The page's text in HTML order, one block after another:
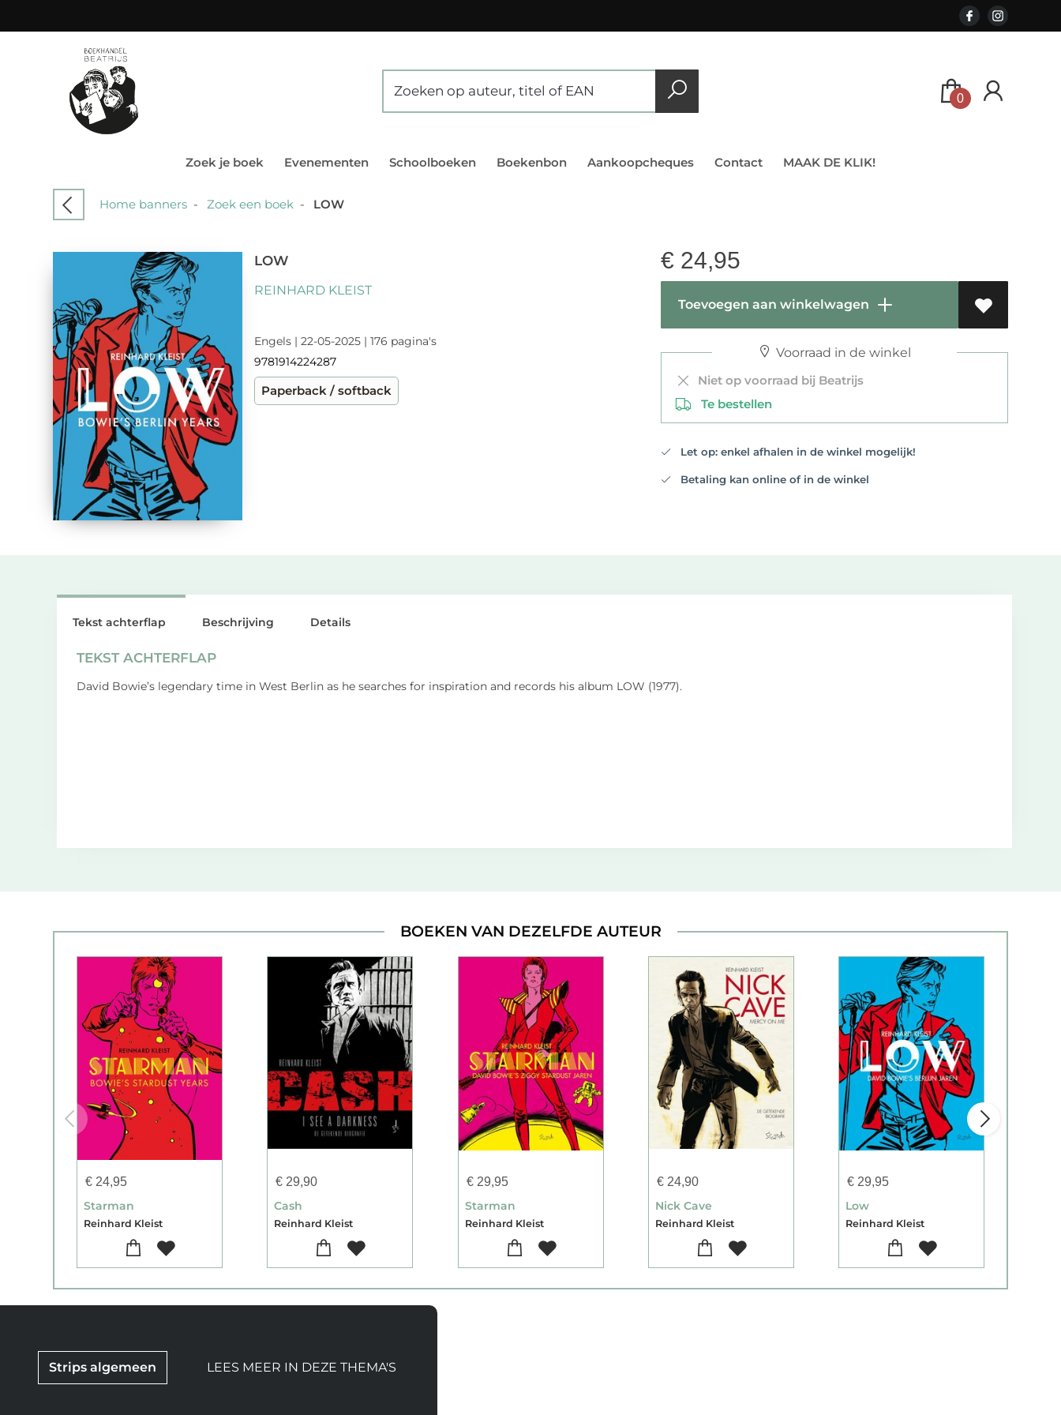
0
Zoek je boek Evenementen Schoolboeken Boekenbon Aankoopcheques Contact MAAK DE KLIK!
Home banners - Zoek een boek - LOW
LOW
REINHARD KLEIST
Engels | 22-05-2025 | 176 pagina's
9781914224287
Paperback / softback
€ 24,95
Toevoegen aan winkelwagen
Voorraad in de winkel
Niet op voorraad bij Beatrijs
Te bestellen
Let op: enkel afhalen in de winkel mogelijk!
Betaling kan online of in de winkel
Tekst achterflap
TEKST ACHTERFLAP
David Bowie’s legendary time in West Berlin as he searches for inspiration and records his album LOW (1977).
Beschrijving Details
BOEKEN VAN DEZELFDE AUTEUR
€ 24,95
Starman
Reinhard Kleist
€ 29,90
Cash
Reinhard Kleist
€29,95
Starman
Reinhard Kleist
€24,90
Nick Cave
Reinhard Kleist
€ 29,95
Low
Reinhard Kleist
Strips algemeen LEES MEER IN DEZE THEMA'S